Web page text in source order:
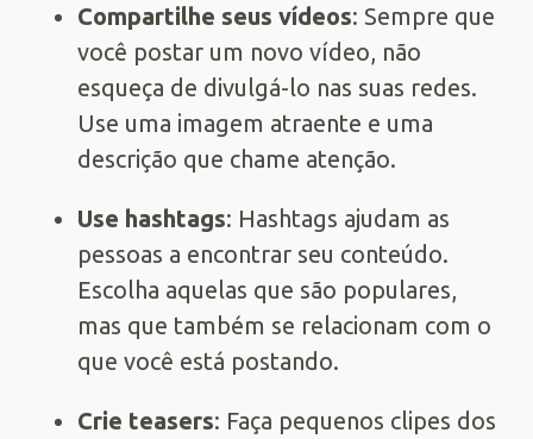
Compartilhe seus vídeos: Sempre que
você postar um novo vídeo, não
esqueça de divulgá-lo nas suas redes.
Use uma imagem atraente e uma
descrição que chame atenção.
Use hashtags: Hashtags ajudam as
pessoas a encontrar seu conteúdo.
Escolha aquelas que são populares,
mas que também se relacionam com o
que você está postando.
Crie teasers: Faça pequenos clipes dos